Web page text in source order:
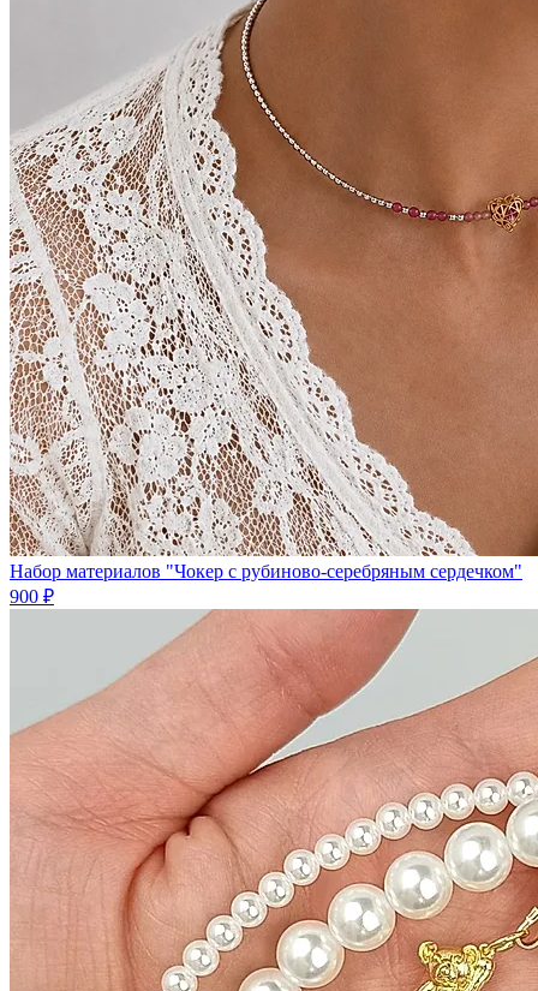
Набор материалов "Чокер с рубиново-серебряным сердечком"
900 ₽